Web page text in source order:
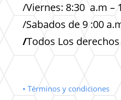
/Viernes: 8:30 a.m –
/Sabados de 9 :00
/Todos Los
• Términos y condiciones